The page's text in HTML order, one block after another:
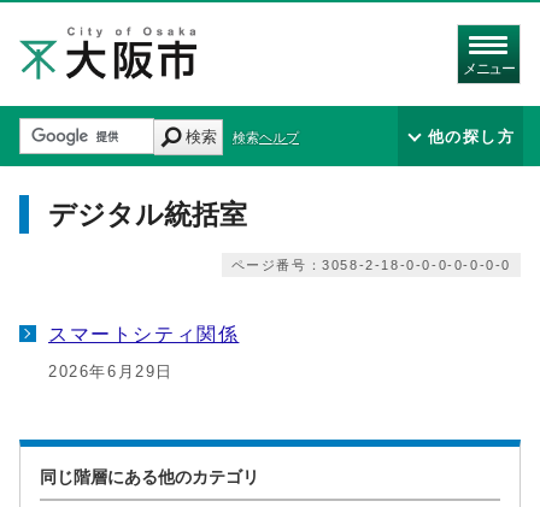
メニュー
検索 検索ヘルプ 他の探し方
デジタル統括室
ページ番号：3058-2-18-0-0-0-0-0-0-0
スマートシティ関係
2026年6月29日
同じ階層にある他のカテゴリ